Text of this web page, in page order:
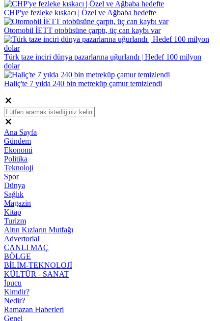
CHP'ye fezleke kıskacı | Özel ve Ağbaba hedefte
Otomobil İETT otobüsüne çarptı, üç can kaybı var
Türk taze inciri dünya pazarlarına uğurlandı | Hedef 100 milyon
dolar
Haliç'te 7 yılda 240 bin metreküp çamur temizlendi
Ana Sayfa
Gündem
Ekonomi
Politika
Teknoloji
Spor
Dünya
Sağlık
Magazin
Kitap
Turizm
Altın Kızların Mutfağı
Advertorial
CANLI MAÇ
BÖLGE
BİLİM-TEKNOLOJİ
KÜLTÜR - SANAT
İpucu
Kimdir?
Nedir?
Ramazan Haberleri
Genel